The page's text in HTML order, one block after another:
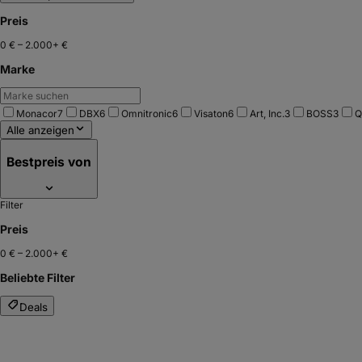
Preis
0 € – 2.000+ €
Marke
Monacor7 DBX6 Omnitronic6 Visaton6 Art, Inc.3 BOSS3
Alle anzeigen
Bestpreis von
Filter
Preis
0 € – 2.000+ €
Beliebte Filter
Deals